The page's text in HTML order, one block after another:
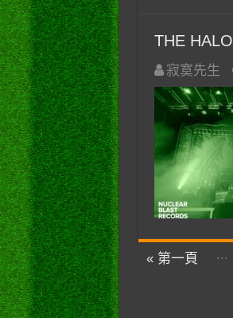
THE
寂寞先生
« 第一頁 ...